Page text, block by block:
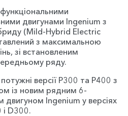
двигунами Ingenium з
(Mild-Hybrid Electric
з максимальною
зі встановленим
ряду.
версії P300 та P400 з
із новим рядним 6-
Ingenium у версіях
D300.